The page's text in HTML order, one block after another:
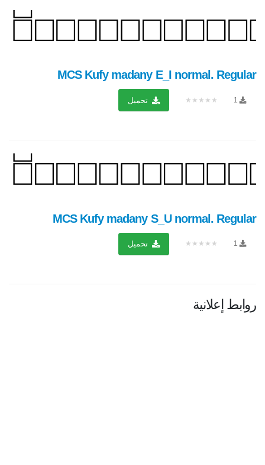
MCS Kufy madany E_I normal. Regular
1
★★★★★ تحميل
MCS Kufy madany S_U normal. Regular
1
★★★★★ تحميل
روابط إعلانية